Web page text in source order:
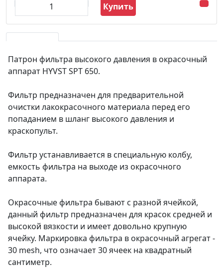
Купить
Патрон фильтра высокого давления в окрасочный
аппарат HYVST SPT 650.
Фильтр предназначен для предварительной
очистки лакокрасочного материала перед его
попаданием в шланг высокого давления и
краскопульт.
Фильтр устанавливается в специальную колбу,
емкость фильтра на выходе из окрасочного
аппарата.
Окрасочные фильтра бывают с разной ячейкой,
данный фильтр предназначен для красок средней и
высокой вязкости и имеет довольно крупную
ячейку. Маркировка фильтра в окрасочный агрегат -
30 mesh, что означает 30 ячеек на квадратный
сантиметр.